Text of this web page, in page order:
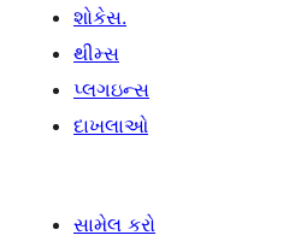
શોકેસ.
થીમ્સ
પ્લગઇન્સ
દાખલાઓ
સામેલ કરો